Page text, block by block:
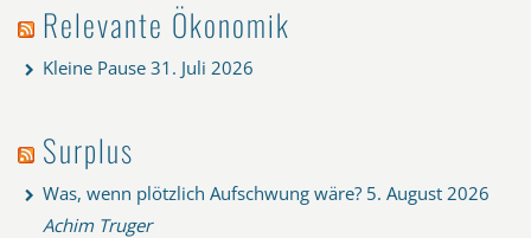
Relevante Ökonomik
Kleine Pause 31. Juli 2026
Surplus
Was, wenn plötzlich Aufschwung wäre? 5. August 2026
Achim Truger